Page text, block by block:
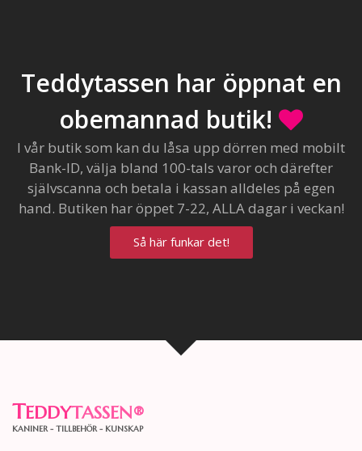
Teddytassen har öppnat en
obemannad butik!
I vår butik som kan du låsa upp dörren med mobilt
Bank-ID, välja bland 100-tals varor och därefter
självscanna och betala i kassan alldeles på egen
hand. Butiken har öppet 7-22, ALLA dagar i veckan!
Så här funkar det!
TEDDYTASSEN®
KANINER - TILLBEHÖR - KUNSKAP